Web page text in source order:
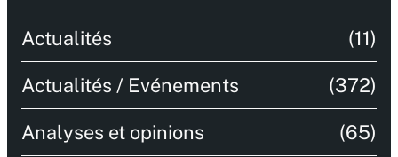
Actualités (11)
Actualités / Evénements (372)
Analyses et opinions (65)